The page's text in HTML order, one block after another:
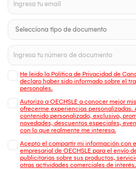
He leído la Política de Privacidad de
declaro haber sido informado sobre el
personales.
Autorizo a OECHSLE a conocer mejor
ofrecerme experiencias personalizadas.
contenido personalizado, exclusivo,
novedades, descuentos especiales,
con lo que realmente me interesa.
Acepto el compartir mi información con
empresarial de OECHSLE para el envío
publicitarias sobre sus productos,
otras actividades comerciales de interés.